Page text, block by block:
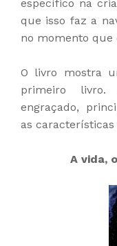
específico na
que isso faz a
no momento que
O livro mostra
primeiro
engraçado,
as características
A vida,